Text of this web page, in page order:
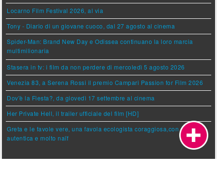
Locarno Film Festival 2026, al via
Tony - Diario di un giovane cuoco, dal 27 agosto al cinema
Spider-Man: Brand New Day e Odissea continuano la loro marcia
multimilionaria
Stasera in tv: i film da non perdere di mercoledì 5 agosto 2026
Venezia 83, a Serena Rossi il premio Campari Passion for Film 2026
Dov'è la Fiesta?, da giovedì 17 settembre al cinema
Her Private Hell, il trailer ufficiale del film [HD]
Greta e le favole vere, una favola ecologista coraggiosa,con un'anima
autentica e molto naïf